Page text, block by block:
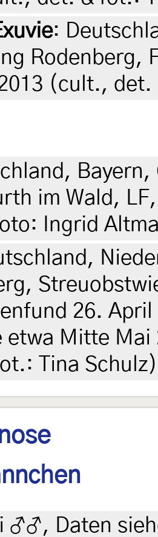
:
Rodenberg,
(cult.,
im Wald,
Ingrid
26.
etwa Mitte
Tina Schulz)
♂♂, Daten